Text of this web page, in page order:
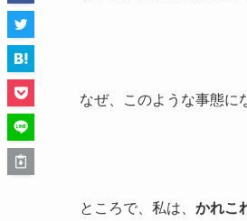
なぜ、このような事態に
ところで、私は、 かれこ